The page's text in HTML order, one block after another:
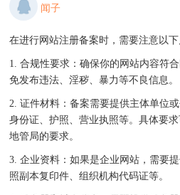
闻子
在进行网站注册备案时，需要注意以
1. 合规性要求：确保你的网站内容符
免发布违法、淫秽、暴力等不良信息。
2. 证件材料：备案需要提供主体单位
身份证、护照、营业执照等。具体要
地管局的要求。
3. 企业资料：如果是企业网站，需要
照副本复印件、组织机构代码证等。